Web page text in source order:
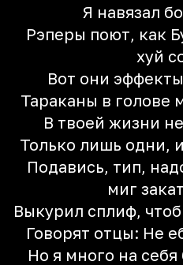
Я навязал
Рэперы поют, как
хуй
Вот они
Тараканы в голове
В твоей жизни
Только лишь одни,
Подавись, тип,
миг
Выкурил сплиф,
Говорят отцы: Не
Но я много на